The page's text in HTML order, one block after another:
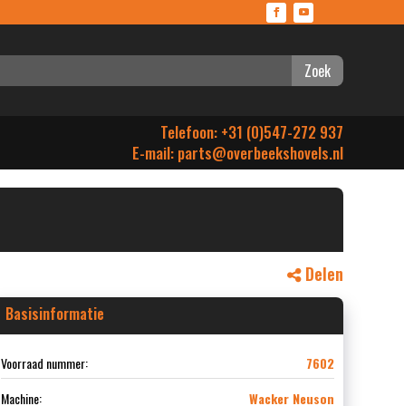
Zoek
Telefoon: +31 (0)547-272 937
E-mail: parts@overbeekshovels.nl
Delen
Basisinformatie
Voorraad nummer:
7602
Machine:
Wacker Neuson